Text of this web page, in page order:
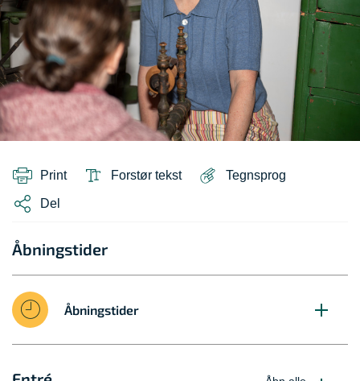
Print Forstør tekst Tegnsprog
Del
Åbningstider
Åbningstider